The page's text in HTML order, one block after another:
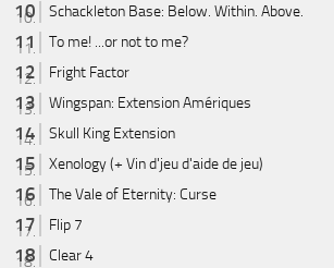
Schackleton Base: Below. Within. Above.
To me! ...or not to me?
Fright Factor
Wingspan: Extension Amériques
Skull King Extension
Xenology (+ Vin d'jeu d'aide de jeu)
The Vale of Eternity: Curse
Flip 7
Clear 4